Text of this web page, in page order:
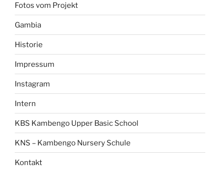
Fotos vom Projekt
Gambia
Historie
Impressum
Instagram
Intern
KBS Kambengo Upper Basic School
KNS – Kambengo Nursery Schule
Kontakt